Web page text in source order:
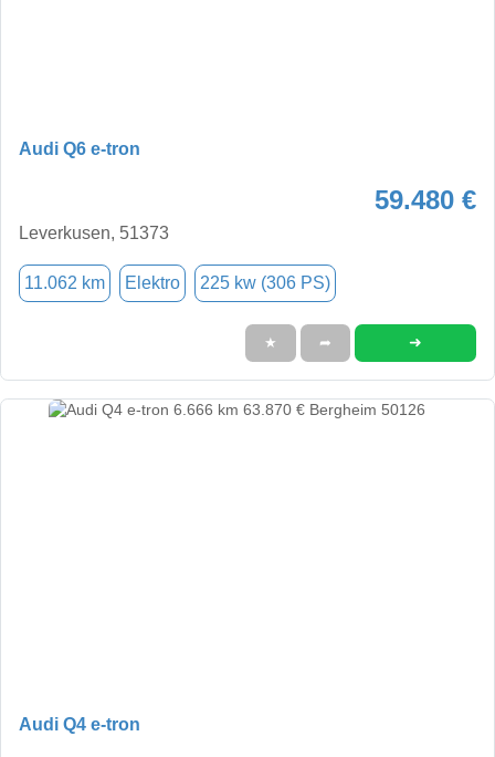
Audi Q6 e-tron
59.480 €
Leverkusen, 51373
11.062 km Elektro 225 kw (306 PS)
★ ➦ ➜
Audi Q4 e-tron